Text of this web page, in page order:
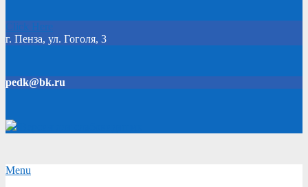
Click Here
г. Пенза, ул. Гоголя, 3
pedk@bk.ru
Secondary
Menu